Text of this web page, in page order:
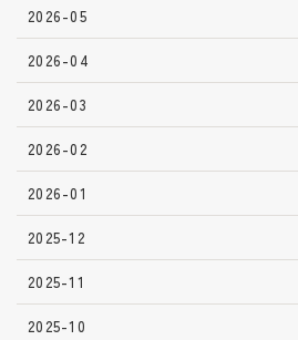
2026-05
2026-04
2026-03
2026-02
2026-01
2025-12
2025-11
2025-10